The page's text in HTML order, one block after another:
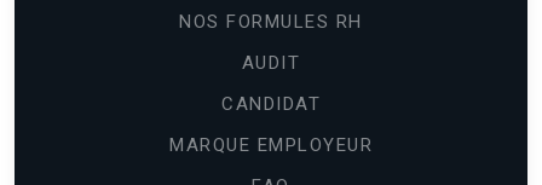
NOS FORMULES RH
AUDIT
CANDIDAT
MARQUE EMPLOYEUR